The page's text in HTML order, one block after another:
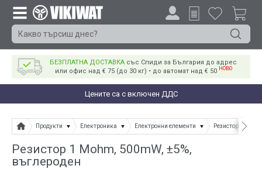
БЕЗПЛАТНА ДОСТАВКА със Спиди за България до адрес
или офис над € 75 (до 30 кг) • до автомат над € 50 НОВО
Цените са с включен ДДС
Продукти Електроника Електронни елементи Резистори
Резистор 1 Mohm, 500mW, ±5%,
въглероден